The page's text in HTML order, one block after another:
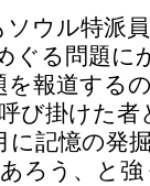
ウル特派
ぐる問題
報道する
び掛けた
記憶の発
ろう、と強